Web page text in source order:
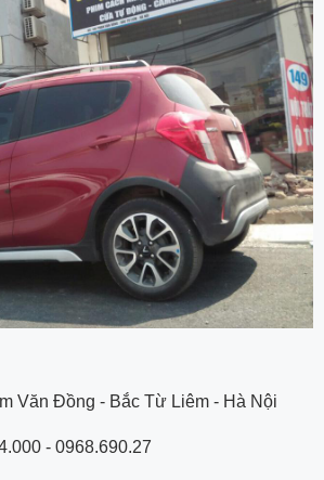
Văn Đồng - Bắc Từ Liêm - Hà Nội
- 0968.690.27